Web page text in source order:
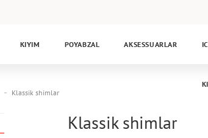
KIYIM POYABZAL AKSESSUARLAR
Klassik shimlar
Klassik shimlar